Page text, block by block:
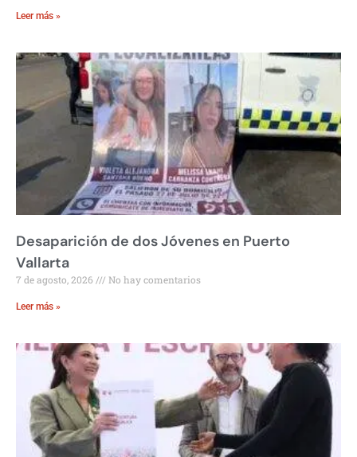
Leer más »
Desaparición de dos Jóvenes en Puerto
Vallarta
7 de agosto, 2026 No hay comentarios
Leer más »